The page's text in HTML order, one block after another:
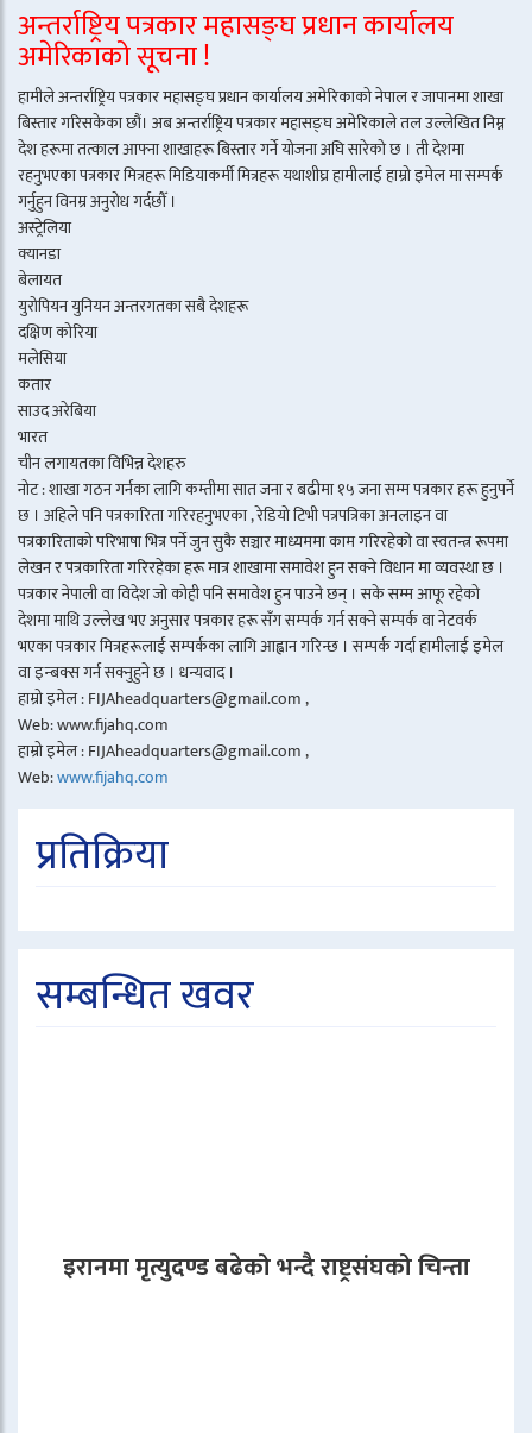
अन्तर्राष्ट्रिय पत्रकार महासङ्घ प्रधान कार्यालय
अमेरिकाको सूचना !
हामीले अन्तर्राष्ट्रिय पत्रकार महासङ्घ प्रधान कार्यालय अमेरिकाको नेपाल र जापानमा शाखा
बिस्तार गरिसकेका छौं। अब अन्तर्राष्ट्रिय पत्रकार महासङ्घ अमेरिकाले तल उल्लेखित निम्न
देश हरूमा तत्काल आफ्ना शाखाहरू बिस्तार गर्ने योजना अघि सारेको छ । ती देशमा
रहनुभएका पत्रकार मित्रहरू मिडियाकर्मी मित्रहरू यथाशीघ्र हामीलाई हाम्रो इमेल मा सम्पर्क
गर्नुहुन विनम्र अनुरोध गर्दछौँ ।
अस्ट्रेलिया
क्यानडा
बेलायत
युरोपियन युनियन अन्तरगतका सबै देशहरू
दक्षिण कोरिया
मलेसिया
कतार
साउद अरेबिया
भारत
चीन लगायतका विभिन्न देशहरु
नोट : शाखा गठन गर्नका लागि कम्तीमा सात जना र बढीमा १५ जना सम्म पत्रकार हरू हुनुपर्ने
छ । अहिले पनि पत्रकारिता गरिरहनुभएका , रेडियो टिभी पत्रपत्रिका अनलाइन वा
पत्रकारिताको परिभाषा भित्र पर्ने जुन सुकै सञ्चार माध्यममा काम गरिरहेको वा स्वतन्त्र रूपमा
लेखन र पत्रकारिता गरिरहेका हरू मात्र शाखामा समावेश हुन सक्ने विधान मा व्यवस्था छ ।
पत्रकार नेपाली वा विदेश जो कोही पनि समावेश हुन पाउने छन् । सके सम्म आफू रहेको
देशमा माथि उल्लेख भए अनुसार पत्रकार हरू सँग सम्पर्क गर्न सक्ने सम्पर्क वा नेटवर्क
भएका पत्रकार मित्रहरूलाई सम्पर्कका लागि आह्वान गरिन्छ । सम्पर्क गर्दा हामीलाई इमेल
वा इन्बक्स गर्न सक्नुहुने छ । धन्यवाद ।
हाम्रो इमेल : FIJAheadquarters@gmail.com ,
Web: www.fijahq.com
हाम्रो इमेल : FIJAheadquarters@gmail.com ,
Web:www.fijahq.com
प्रतिक्रिया
सम्बन्धित खवर
इरानमा मृत्युदण्ड बढेको भन्दै राष्ट्रसंघको चिन्ता